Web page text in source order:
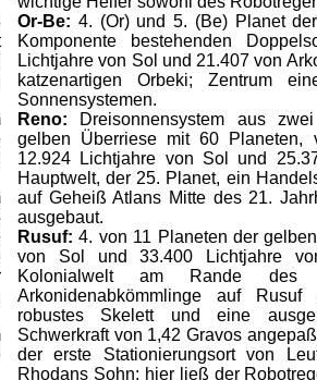
Or-Be: 4. (Or) und 5. (Be) Planet
Komponente bestehenden
Lichtjahre von Sol und 21.407 von
katzenartigen Orbeki; Zentrum
Sonnensystemen.
Reno: Dreisonnensystem aus
gelben Überriese mit 60 Planeten,
12.924 Lichtjahre von Sol und
Hauptwelt, der 25. Planet, ein
auf Geheiß Atlans Mitte des 21.
ausgebaut.
Rusuf:4. von 11 Planeten der
von Sol und 33.400 Lichtjahre
Kolonialwelt am Rande des
Arkonidenabkömmlinge auf
robustes Skelett und eine
Schwerkraft von 1,42 Gravos
der erste Stationierungsort von
Rhodans Sohn; hier ließ der